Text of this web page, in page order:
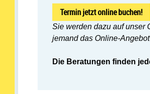
Termin jetzt online buchen!
Sie werden dazu auf unser
jemand das Online-
Die Beratungen finden